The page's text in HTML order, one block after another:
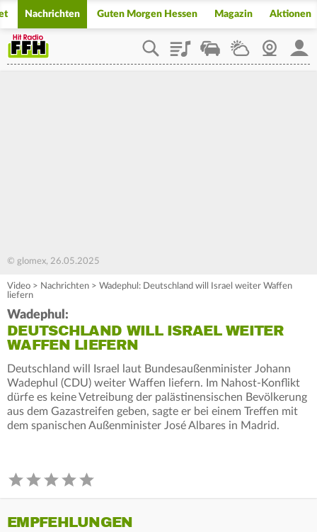
Nachrichten Guten Morgen Hessen Magazin Aktionen
PlaylistStaupilotWetterWebcam
© glomex, 26.05.2025
Video > Nachrichten > Wadephul: Deutschland will Israel weiter Waffen
liefern
Wadephul:
DEUTSCHLAND WILL ISRAEL WEITER
WAFFEN LIEFERN
Deutschland will Israel laut Bundesaußenminister Johann
Wadephul (CDU) weiter Waffen liefern. Im Nahost-Konflikt
dürfe es keine Vetreibung der palästinensischen Bevölkerung
aus dem Gazastreifen geben, sagte er bei einem Treffen mit
dem spanischen Außenminister José Albares in Madrid.
EMPFEHLUNGEN